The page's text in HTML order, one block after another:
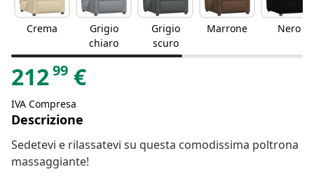
Crema
Grigio
chiaro
Grigio
scuro
Marrone Nero
21299 €
IVA Compresa
Descrizione
Sedetevi e rilassatevi su questa comodissima poltrona
massaggiante!